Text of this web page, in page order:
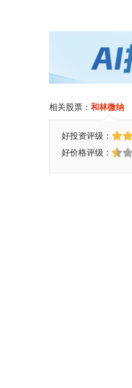
相关股票： 和林微纳
好投资评级：
好价格评级：